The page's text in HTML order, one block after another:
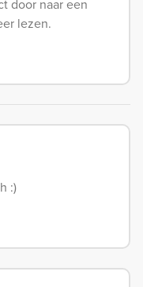
door naar een
lezen.
:)